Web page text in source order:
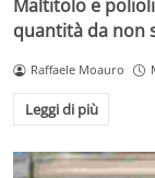
Maltitolo e
quantità da non
Raffaele Moauro
Leggi di più